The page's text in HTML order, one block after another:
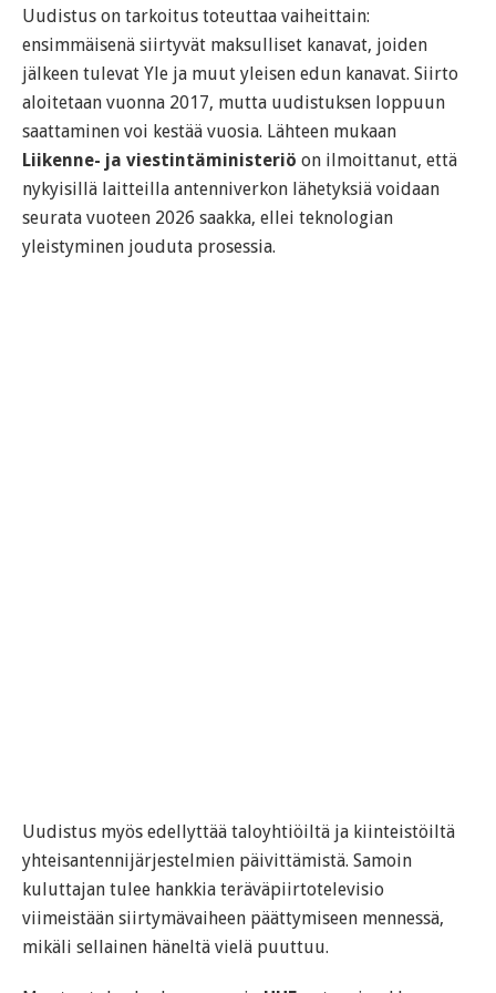
Uudistus on tarkoitus toteuttaa vaiheittain:
ensimmäisenä siirtyvät maksulliset kanavat, joiden
jälkeen tulevat Yle ja muut yleisen edun kanavat. Siirto
aloitetaan vuonna 2017, mutta uudistuksen loppuun
saattaminen voi kestää vuosia. Lähteen mukaan
Liikenne- ja viestintäministeriö on ilmoittanut, että
nykyisillä laitteilla antenniverkon lähetyksiä voidaan
seurata vuoteen 2026 saakka, ellei teknologian
yleistyminen jouduta prosessia.
Uudistus myös edellyttää taloyhtiöiltä ja kiinteistöiltä
yhteisantennijärjestelmien päivittämistä. Samoin
kuluttajan tulee hankkia teräväpiirtotelevisio
viimeistään siirtymävaiheen päättymiseen mennessä,
mikäli sellainen häneltä vielä puuttuu.